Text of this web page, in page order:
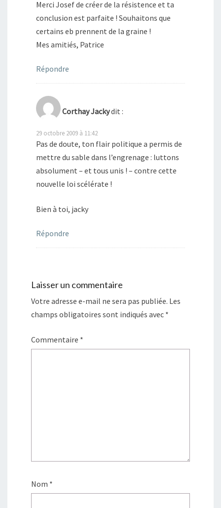
Merci Josef de créer de la résistence et ta
conclusion est parfaite ! Souhaitons que
certains eb prennent de la graine !
Mes amitiés, Patrice
Répondre
Corthay Jackydit :
29 octobre 2009 à 11:42
Pas de doute, ton flair politique a permis de
mettre du sable dans l’engrenage : luttons
absolument – et tous unis ! – contre cette
nouvelle loi scélérate !
Bien à toi, jacky
Répondre
Laisser un commentaire
Votre adresse e-mail ne sera pas publiée. Les
champs obligatoires sont indiqués avec *
Commentaire *
Nom *